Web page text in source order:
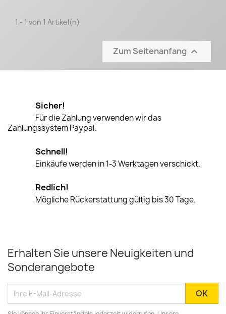
1 - 1 von 1 Artikel(n)
Zum Seitenanfang 
Sicher!
Für die Zahlung verwenden wir das
Zahlungssystem Paypal.
Schnell!
Einkäufe werden in 1-3 Werktagen verschickt.
Redlich!
Mögliche Rückerstattung gültig bis 30 Tage.
Erhalten Sie unsere Neuigkeiten und
Sonderangebote